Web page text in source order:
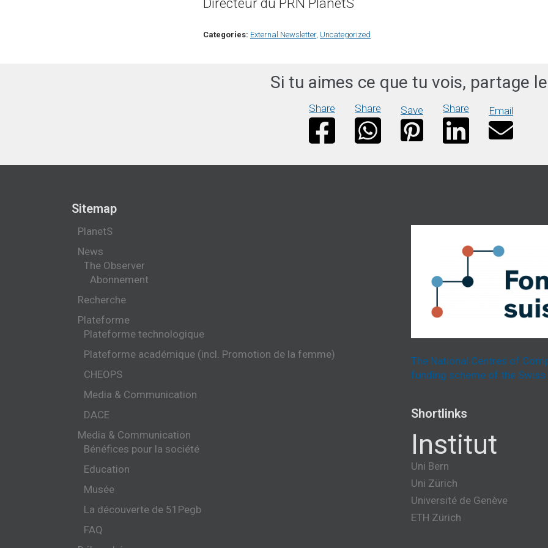
Categories: External Newsletter, Uncategorized
Si tu aimes ce que tu vois, partage
Share Share Save Share Email
Sitemap
PlanetS
News
The Observer
Abonnement
Recherche
Plateforme
Plateforme technologique
Plateforme académique (incl. Promotion de la femme)
CHEOPS
Media & Communication
DACE
Media & Communication
Bénéfices pour la société
Education
Musée
La découverte de 51Pegb
FAQ
The National Centres of
funding scheme of the
Shortlinks
Institut
Uni Bern
Uni Zürich
Université de Genève
ETH Zürich